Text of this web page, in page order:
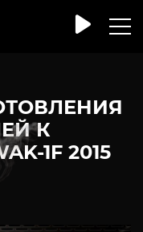
К
1F 2015